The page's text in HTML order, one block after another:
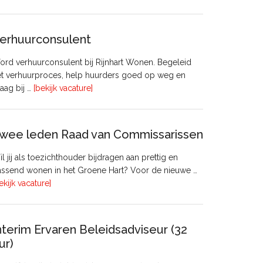
Onderhoud
Pyloon
Vastgoedmanagement
verhuurconsulent bij Rijnhart Wonen. Begeleid
verhuurproces, help huurders goed op weg en
bij …
[bekijk vacature]
leden Raad van Commissarissen
jij als toezichthouder bijdragen aan prettig en
wonen in het Groene Hart? Voor de nieuwe …
vacature]
Commissarissen
Ervaren Beleidsadviseur (32